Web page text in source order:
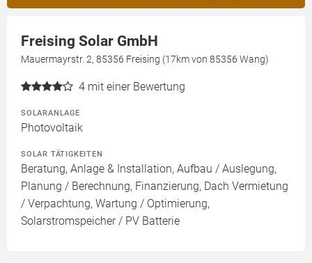
Freising Solar GmbH
Mauermayrstr. 2, 85356 Freising (17km von 85356 Wang)
4 mit einer Bewertung
SOLARANLAGE
Photovoltaik
SOLAR TÄTIGKEITEN
Beratung, Anlage & Installation, Aufbau / Auslegung,
Planung / Berechnung, Finanzierung, Dach Vermietung
/ Verpachtung, Wartung / Optimierung,
Solarstromspeicher / PV Batterie